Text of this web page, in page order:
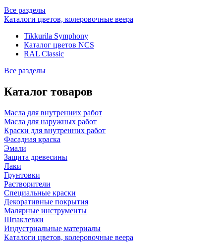
Все разделы
Каталоги цветов, колеровочные веера
Tikkurila Symphony
Каталог цветов NCS
RAL Classic
Все разделы
Каталог товаров
Масла для внутренних работ
Масла для наружных работ
Краски для внутренних работ
Фасадная краска
Эмали
Защита древесины
Лаки
Грунтовки
Растворители
Специальные краски
Декоративные покрытия
Малярные инструменты
Шпаклевки
Индустриальные материалы
Каталоги цветов, колеровочные веера